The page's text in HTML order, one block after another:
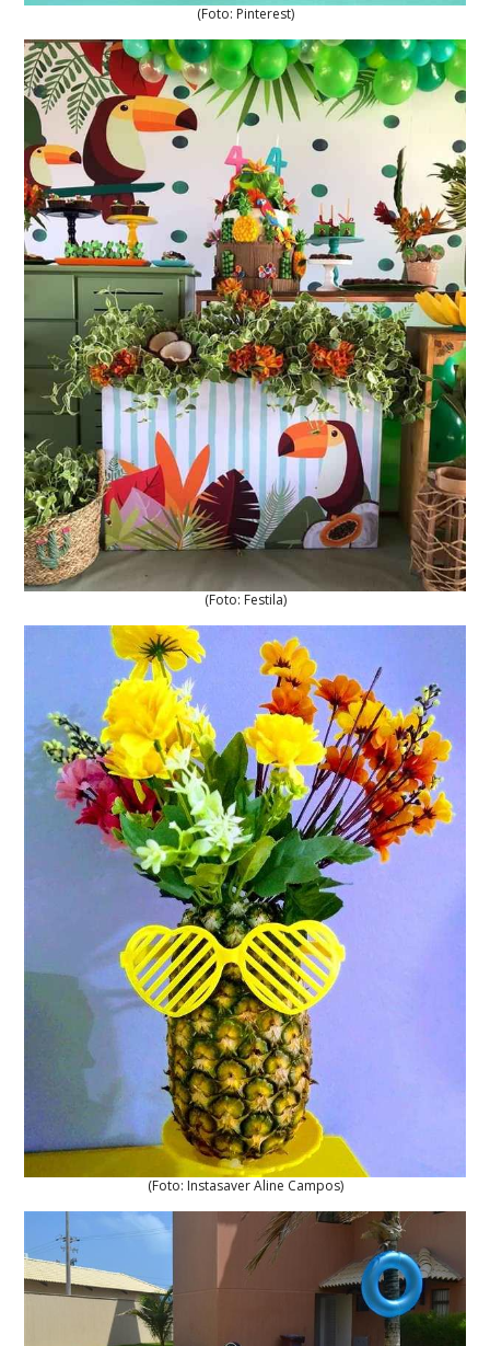
(Foto: Pinterest)
(Foto: Festila)
(Foto: Instasaver Aline Campos)